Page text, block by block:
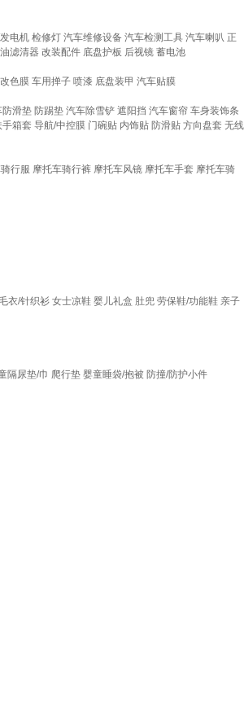
电机 检修灯 汽车维修设备 汽车检测工具 汽车喇叭 正
滤清器 改装配件 底盘护板 后视镜 蓄电池
色膜 车用掸子 喷漆 底盘装甲 汽车贴膜
防滑垫 防踢垫 汽车除雪铲 遮阳挡 汽车窗帘 车身装饰条
手箱套 导航/中控膜 门碗贴 内饰贴 防滑贴 方向盘套 无线
行服 摩托车骑行裤 摩托车风镜 摩托车手套 摩托车骑
衣/针织衫 女士凉鞋 婴儿礼盒 肚兜 劳保鞋/功能鞋 亲子
隔尿垫/巾 爬行垫 婴童睡袋/抱被 防撞/防护小件